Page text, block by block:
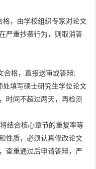
，由学校组织专家对论文
严重抄袭行为，则取消答
合格，直接送审或答辩;
填写硕士研究生学位论文
时间不超过两天，再检测
结合核心章节的重复率等
性质，必须认真修改论文
查重通过后申请答辩，严